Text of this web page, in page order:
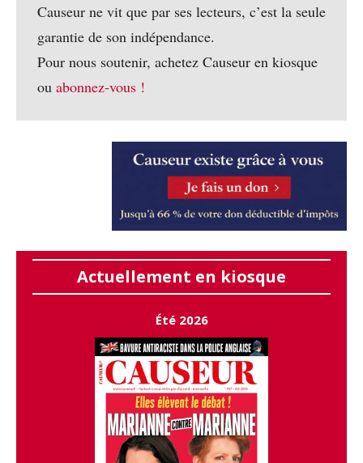
Causeur ne vit que par ses lecteurs, c’est la seule
garantie de son indépendance.
Pour nous soutenir, achetez Causeur en kiosque
ou abonnez-vous !
Actuellement en kiosque
Été 2026